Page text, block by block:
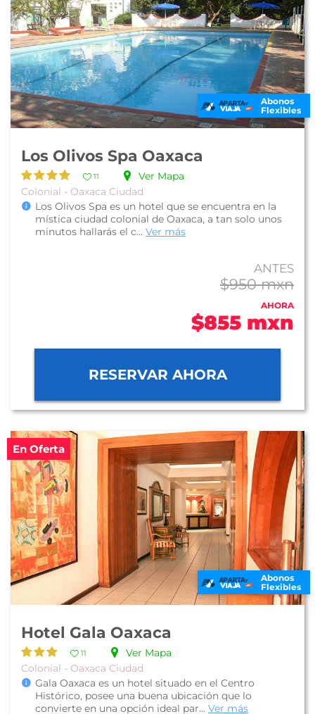
Abonos
Flexibles
Los Olivos Spa Oaxaca
11
Ver Mapa
Colonial - Oaxaca Ciudad
Los Olivos Spa es un hotel que se encuentra en la
mística ciudad colonial de Oaxaca, a tan solo unos
minutos hallarás el c... Ver más
ANTES
$950 mxn
AHORA
$855 mxn
RESERVAR AHORA
En Oferta
Abonos
Flexibles
Hotel Gala Oaxaca
11
Ver Mapa
Colonial - Oaxaca Ciudad
Gala Oaxaca es un hotel situado en el Centro
Histórico, posee una buena ubicación que lo
convierte en una opción ideal par... Ver más